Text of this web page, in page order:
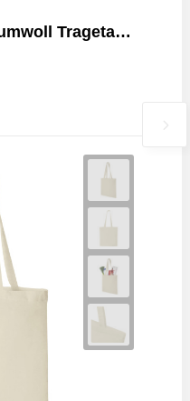
Odessa 220 g/m² Baumwoll Tragetasche 13L